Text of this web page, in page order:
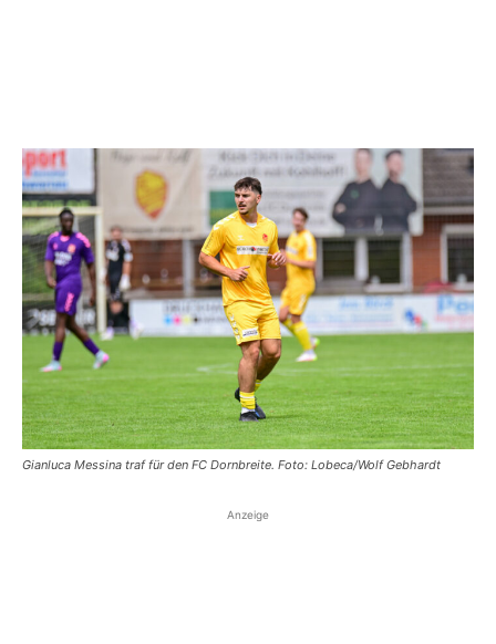
Gianluca Messina traf für den FC Dornbreite. Foto: Lobeca/Wolf Gebhardt
Anzeige